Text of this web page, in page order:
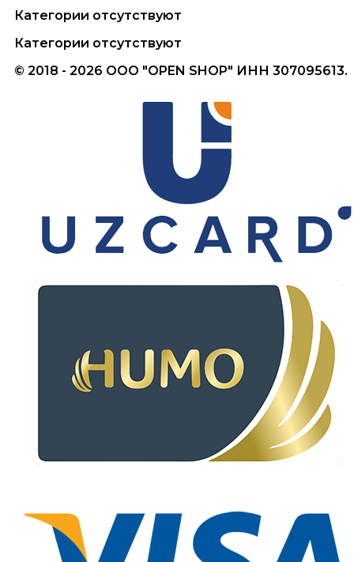
Категории отсутствуют
Категории отсутствуют
© 2018 - 2026 ООО "OPEN SHOP" ИНН 307095613.